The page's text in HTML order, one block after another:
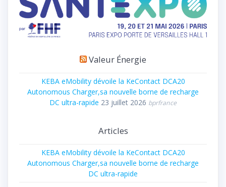
Valeur Énergie
KEBA eMobility dévoile la KeContact DCA20
Autonomous Charger,sa nouvelle borne de recharge
DC ultra-rapide 23 juillet 2026 bprfrance
Articles
KEBA eMobility dévoile la KeContact DCA20
Autonomous Charger,sa nouvelle borne de recharge
DC ultra-rapide